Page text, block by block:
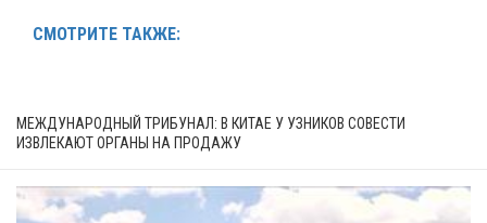
СМОТРИТЕ ТАКЖЕ:
МЕЖДУНАРОДНЫЙ ТРИБУНАЛ: В КИТАЕ У УЗНИКОВ СОВЕСТИ
ИЗВЛЕКАЮТ ОРГАНЫ НА ПРОДАЖУ